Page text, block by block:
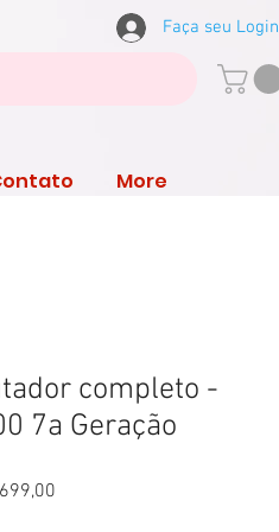
Faça seu Login
More
completo -
7a Geração